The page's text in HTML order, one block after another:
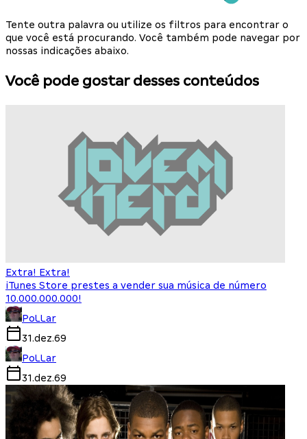
Tente outra palavra ou utilize os filtros para encontrar o
que você está procurando. Você também pode navegar por
nossas indicações abaixo.
Você pode gostar desses conteúdos
Extra! Extra!
iTunes Store prestes a vender sua música de número
10.000.000.000!
PoLLar
31.dez.69
PoLLar
31.dez.69